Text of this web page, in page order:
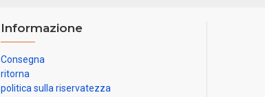
Informazione
Consegna
ritorna
politica sulla riservatezza